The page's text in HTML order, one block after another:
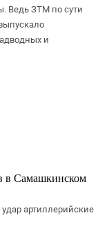
Ведь ЗТМ по сути
и
в Самашкинском
артиллерийские